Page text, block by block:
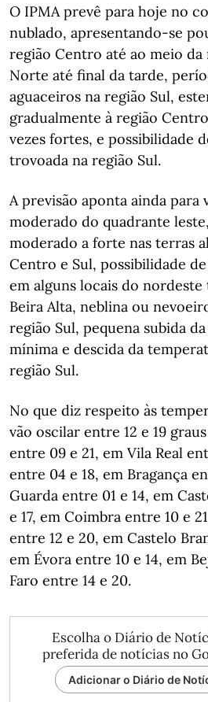
O IPMA prevê para hoje no
nublado, apresentando-se
região Centro até ao meio da
Norte até final da tarde,
aguaceiros na região Sul,
gradualmente à região
vezes fortes, e possibilidade
trovoada na região Sul.
A previsão aponta ainda para
moderado do quadrante
moderado a forte nas terras
Centro e Sul, possibilidade
em alguns locais do
Beira Alta, neblina ou
região Sul, pequena subida
mínima e descida da
região Sul.
No que diz respeito às
vão oscilar entre 12 e 19
entre 09 e 21, em Vila Real
entre 04 e 18, em Bragança
Guarda entre 01 e 14, em
e 17, em Coimbra entre 10 e
entre 12 e 20, em Castelo
em Évora entre 10 e 14, em
Faro entre 14 e 20.
Escolha o Diário de
preferida de notícias no
Adicionar o Diário de